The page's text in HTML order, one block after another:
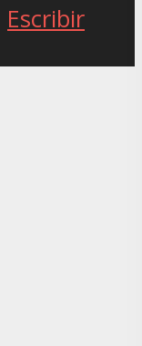
Escribir